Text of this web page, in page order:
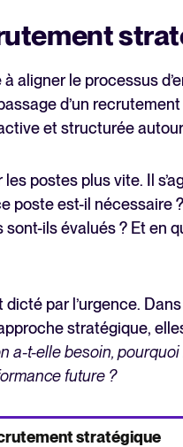
aligner le processus
d’un
et structurée
les postes plus vite. Il
poste est-il nécessaire
ils évalués ? Et en
par l’urgence.
stratégique,
a-t-elle besoin,
future ?
stratégique